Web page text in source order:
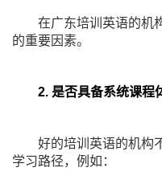
在广东培训英语的机构
的重要因素。
2. 是否具备系统课程
好的培训英语的机构不
学习路径，例如：